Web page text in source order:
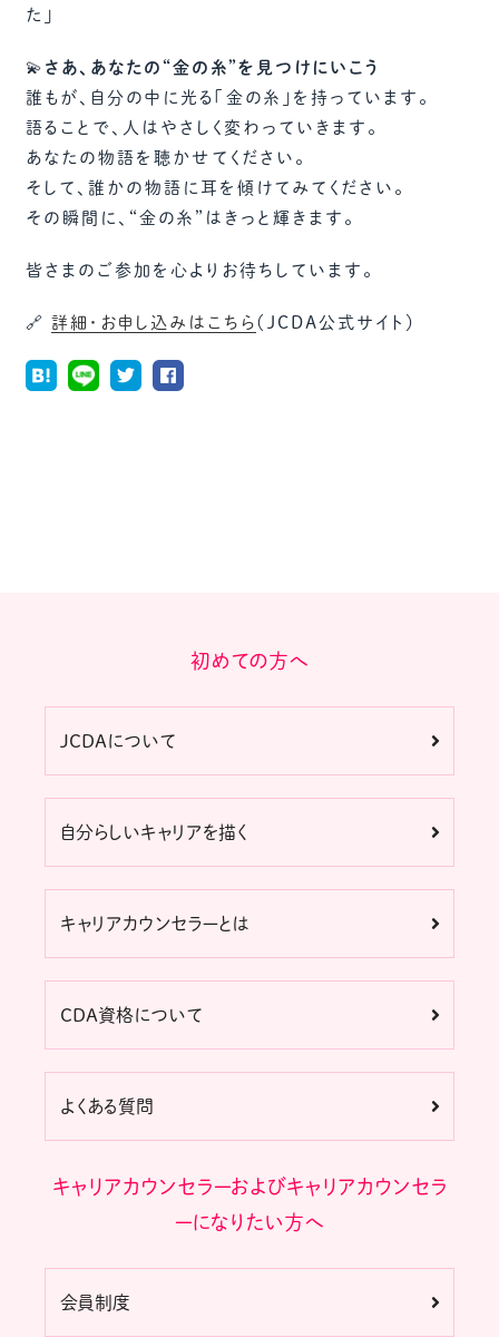
た」
💫 さあ、あなたの“金の糸”を見つけにいこう
誰もが、自分の中に光る「金の糸」を持っています。
語ることで、人はやさしく変わっていきます。
あなたの物語を聴かせてください。
そして、誰かの物語に耳を傾けてみてください。
その瞬間に、“金の糸”はきっと輝きます。
皆さまのご参加を心よりお待ちしています。
🔗 詳細・お申し込みはこちら （JCDA公式サイト）
初めての方へ
JCDAについて
自分らしいキャリアを描く
キャリアカウンセラーとは
CDA資格について
よくある質問
キャリアカウンセラーおよびキャリアカウンセラ
ーになりたい方へ
会員制度